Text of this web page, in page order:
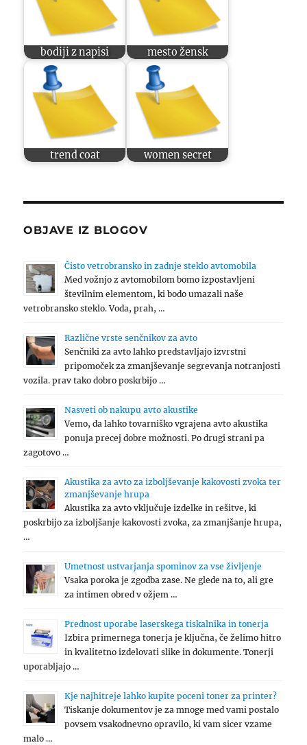
bodiji z napisi mesto žensk
trend coat women secret
OBJAVE IZ BLOGOV
Čisto vetrobransko in zadnje steklo avtomobila
Med vožnjo z avtomobilom bomo izpostavljeni
številnim elementom, ki bodo umazali naše
vetrobransko steklo. Voda, prah, …
Različne vrste senčnikov za avto
Senčniki za avto lahko predstavljajo izvrstni
pripomoček za zmanjševanje segrevanja notranjosti
vozila. prav tako dobro poskrbijo …
Nasveti ob nakupu avto akustike
Vemo, da lahko tovarniško vgrajena avto akustika
ponuja precej dobre možnosti. Po drugi strani pa
zagotovo …
Akustika za avto za izboljševanje kakovosti zvoka ter
zmanjševanje hrupa
Akustika za avto vključuje izdelke in rešitve, ki
poskrbijo za izboljšanje kakovosti zvoka, za zmanjšanje hrupa,
…
Umetnost ustvarjanja spominov za vse življenje
Vsaka poroka je zgodba zase. Ne glede na to, ali gre
za intimen obred v ožjem …
Prednost uporabe laserskega tiskalnika in tonerja
Izbira primernega tonerja je ključna, če želimo hitro
in kvalitetno izdelovati slike in dokumente. Tonerji
uporabljajo …
Kje najhitreje lahko kupite poceni toner za printer?
Tiskanje dokumentov je za mnoge med vami postalo
povsem vsakodnevno opravilo, ki vam sicer vzame
malo …